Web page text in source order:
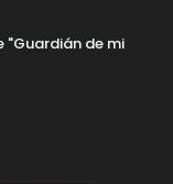
"Guardián de mi